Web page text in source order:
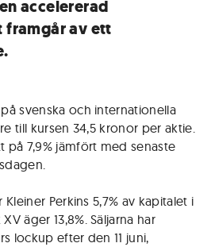
accelererad
av ett
svenska och internationella
till kursen 34,5 kronor per aktie.
på 7,9% jämfört med senaste
Perkins 5,7% av kapitalet i
äger 13,8%. Säljarna har
lockup efter den 11 juni,